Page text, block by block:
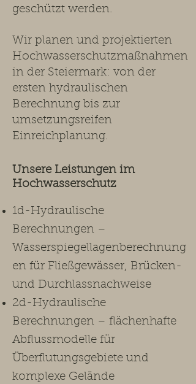
geschützt werden.
Wir planen und projektierten
Hochwasserschutzmaßnahmen
in der Steiermark: von der
ersten hydraulischen
Berechnung bis zur
umsetzungsreifen
Einreichplanung.​
Unsere Leistungen im
Hochwasserschutz ​
1d-Hydraulische
Berechnungen –
Wasserspiegellagenberechnung
en für Fließgewässer, Brücken-
und Durchlassnachweise
2d-Hydraulische
Berechnungen – flächenhafte
Abflussmodelle für
Überflutungsgebiete und
komplexe Gelände